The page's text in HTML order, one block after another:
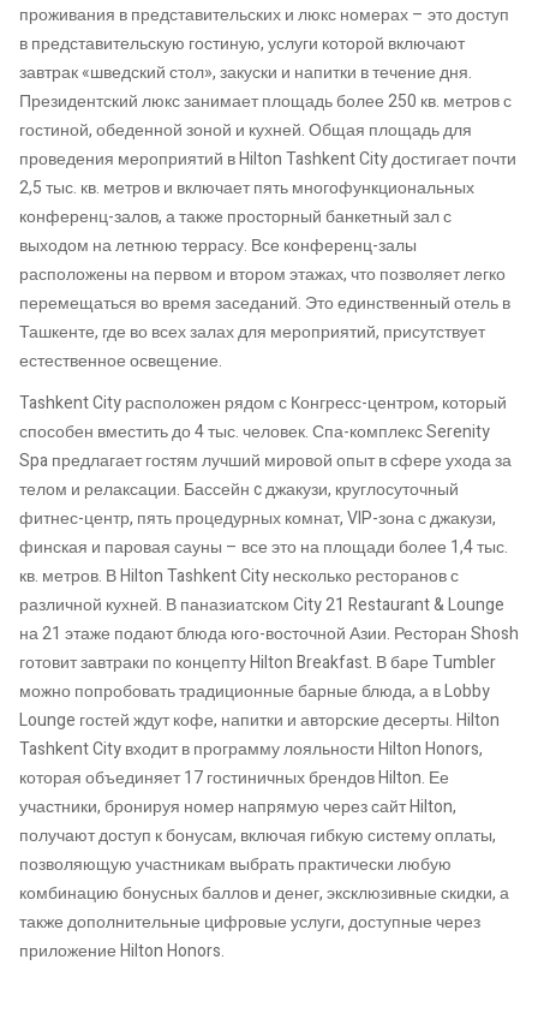
проживания в представительских и люкс номерах – это доступ
в представительскую гостиную, услуги которой включают
завтрак «шведский стол», закуски и напитки в течение дня.
Президентский люкс занимает площадь более 250 кв. метров с
гостиной, обеденной зоной и кухней. Общая площадь для
проведения мероприятий в Hilton Tashkent City достигает почти
2,5 тыс. кв. метров и включает пять многофункциональных
конференц-залов, а также просторный банкетный зал с
выходом на летнюю террасу. Все конференц-залы
расположены на первом и втором этажах, что позволяет легко
перемещаться во время заседаний. Это единственный отель в
Ташкенте, где во всех залах для мероприятий, присутствует
естественное освещение.
Tashkent City расположен рядом с Конгресс-центром, который
способен вместить до 4 тыс. человек. Спа-комплекс Serenity
Spa предлагает гостям лучший мировой опыт в сфере ухода за
телом и релаксации. Бассейн c джакузи, круглосуточный
фитнес-центр, пять процедурных комнат, VIP-зона с джакузи,
финская и паровая сауны – все это на площади более 1,4 тыс.
кв. метров. В Hilton Tashkent City несколько ресторанов с
различной кухней. В паназиатском City 21 Restaurant & Lounge
на 21 этаже подают блюда юго-восточной Азии. Ресторан Shosh
готовит завтраки по концепту Hilton Breakfast. В баре Tumbler
можно попробовать традиционные барные блюда, а в Lobby
Lounge гостей ждут кофе, напитки и авторские десерты. Hilton
Tashkent City входит в программу лояльности Hilton Honors,
которая объединяет 17 гостиничных брендов Hilton. Ее
участники, бронируя номер напрямую через сайт Hilton,
получают доступ к бонусам, включая гибкую систему оплаты,
позволяющую участникам выбрать практически любую
комбинацию бонусных баллов и денег, эксклюзивные скидки, а
также дополнительные цифровые услуги, доступные через
приложение Hilton Honors.